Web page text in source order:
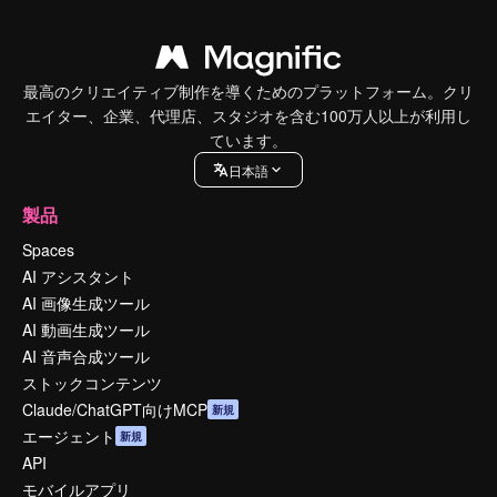
最高のクリエイティブ制作を導くためのプラットフォーム。クリ
エイター、企業、代理店、スタジオを含む100万人以上が利用し
ています。
日本語
製品
Spaces
AI アシスタント
AI 画像生成ツール
AI 動画生成ツール
AI 音声合成ツール
ストックコンテンツ
Claude/ChatGPT向けMCP 新規
エージェント 新規
API
モバイルアプリ